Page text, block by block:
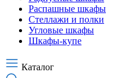
Распашные шкафы
Стеллажи и полки
Угловые шкафы
Шкафы-купе
Каталог